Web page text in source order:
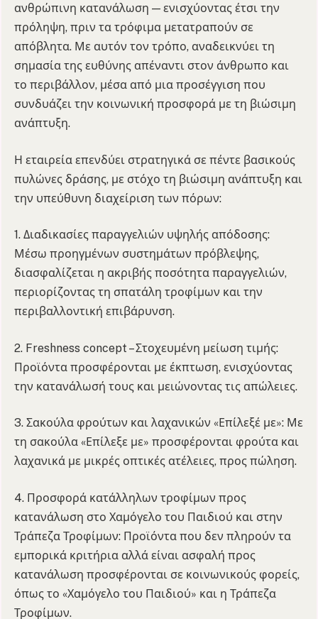
ανθρώπινη κατανάλωση — ενισχύοντας έτσι την
πρόληψη, πριν τα τρόφιμα μετατραπούν σε
απόβλητα. Με αυτόν τον τρόπο, αναδεικνύει τη
σημασία της ευθύνης απέναντι στον άνθρωπο και
το περιβάλλον, μέσα από μια προσέγγιση που
συνδυάζει την κοινωνική προσφορά με τη βιώσιμη
ανάπτυξη.
Η εταιρεία επενδύει στρατηγικά σε πέντε βασικούς
πυλώνες δράσης, με στόχο τη βιώσιμη ανάπτυξη και
την υπεύθυνη διαχείριση των πόρων:
1. Διαδικασίες παραγγελιών υψηλής απόδοσης:
Μέσω προηγμένων συστημάτων πρόβλεψης,
διασφαλίζεται η ακριβής ποσότητα παραγγελιών,
περιορίζοντας τη σπατάλη τροφίμων και την
περιβαλλοντική επιβάρυνση.
2. Freshness concept – Στοχευμένη μείωση τιμής:
Προϊόντα προσφέρονται με έκπτωση, ενισχύοντας
την κατανάλωσή τους και μειώνοντας τις απώλειες.
3. Σακούλα φρούτων και λαχανικών «Επίλεξέ με»: Με
τη σακούλα «Επίλεξε με» προσφέρονται φρούτα και
λαχανικά με μικρές οπτικές ατέλειες, προς πώληση.
4. Προσφορά κατάλληλων τροφίμων προς
κατανάλωση στο Χαμόγελο του Παιδιού και στην
Τράπεζα Τροφίμων: Προϊόντα που δεν πληρούν τα
εμπορικά κριτήρια αλλά είναι ασφαλή προς
κατανάλωση προσφέρονται σε κοινωνικούς φορείς,
όπως το «Χαμόγελο του Παιδιού» και η Τράπεζα
Τροφίμων.